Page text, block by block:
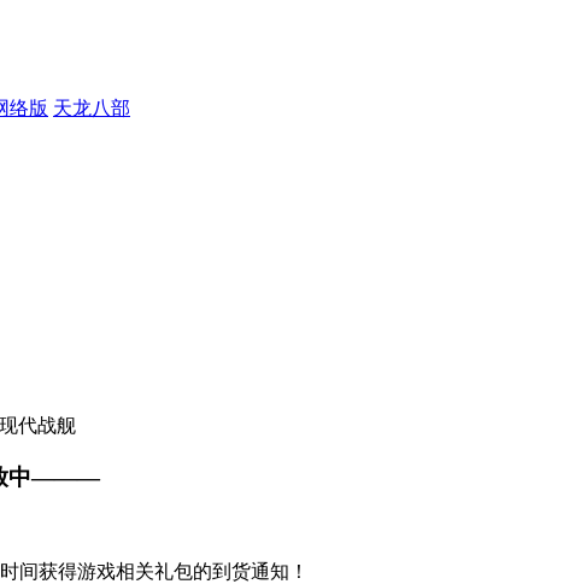
络版 天龙八部
现代战舰
中———
间获得游戏相关礼包的到货通知！